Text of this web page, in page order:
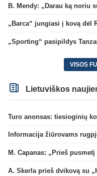
„Barca“ jungiasi į kovą dėl
„Sporting“ pasipildys
VISOS
Lietuviškos
Turo anonsas: tiesioginių
Informacija žiūrovams